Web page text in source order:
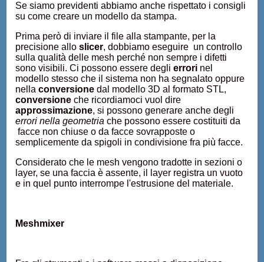
Se siamo previdenti abbiamo anche rispettato i consigli
su come creare un modello da stampa.
Prima però di inviare il file alla stampante, per la
precisione alloslicer, dobbiamo eseguire un controllo
sulla qualità delle mesh perché non sempre i difetti
sono visibili. Ci possono essere deglierrori nel
modello stesso che il sistema non ha segnalato oppure
nellaconversione dal modello 3D al formato STL,
conversione che ricordiamoci vuol dire
approssimazione, si possono generare anche degli
errori nella geometria che possono essere costituiti da
facce non chiuse o da facce sovrapposte o
semplicemente da spigoli in condivisione fra più facce.
Considerato che le mesh vengono tradotte in sezioni o
layer, se una faccia è assente, il layer registra un vuoto
e in quel punto interrompe l'estrusione del materiale.
Meshmixer